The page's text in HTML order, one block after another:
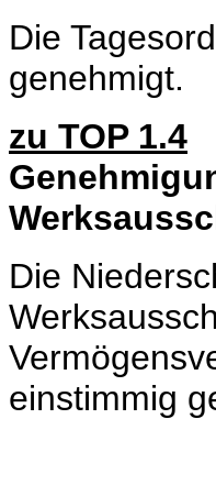
Die
genehmigt.
zu TOP 1.4
Die
einstimmig